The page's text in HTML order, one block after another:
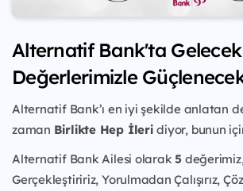
Alternatif Bank'ta Gelecek
Değerlerimizle
Alternatif Bank’ı en iyi şekilde anlatan
zaman Birlikte Hep İleridiyor, bunun
Alternatif Bank Ailesi olarak5
Gerçekleştiririz, Yorulmadan Çalışırız,